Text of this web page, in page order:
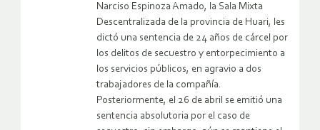
Narciso Espinoza Amado, la Sala Mixta
Descentralizada de la provincia de Huari, les
dictó una sentencia de 24 años de cárcel por
los delitos de secuestro y entorpecimiento a
los servicios públicos, en agravio a dos
trabajadores de la compañía.
Posteriormente, el 26 de abril se emitió una
sentencia absolutoria por el caso de